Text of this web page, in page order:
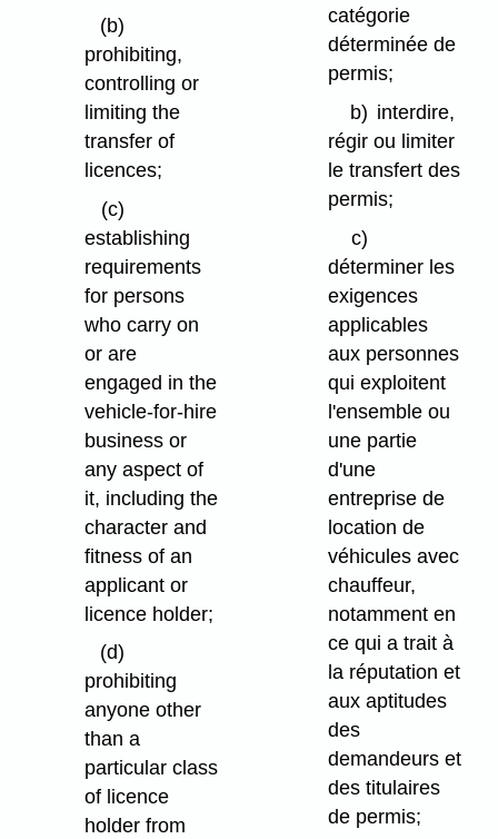
(b)
prohibiting,
controlling or
limiting the
transfer of
licences;
(c)
establishing
requirements
for persons
who carry on
or are
engaged in the
vehicle-for-hire
business or
any aspect of
it, including the
character and
fitness of an
applicant or
licence holder;
(d)
prohibiting
anyone other
than a
particular class
of licence
holder from
catégorie
déterminée de
permis;
b) interdire,
régir ou limiter
le transfert des
permis;
c)
déterminer les
exigences
applicables
aux personnes
qui exploitent
l'ensemble ou
une partie
d'une
entreprise de
location de
véhicules avec
chauffeur,
notamment en
ce qui a trait à
la réputation et
aux aptitudes
des
demandeurs et
des titulaires
de permis;